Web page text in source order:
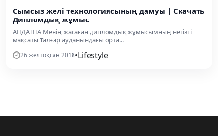
Сымсыз желі технологиясының дамуы | Скачать
Дипломдық жұмыс
АНДАТПА Менің жасаған дипломдық жұмысымның негізгі
мақсаты Талғар ауданындағы орта...
26 желтоқсан 2018•Lifestyle